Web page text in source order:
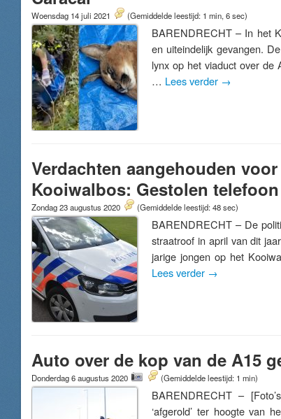
Woensdag 14 juli 2021 (Gemiddelde leestijd: 1 min, 6 sec)
BARENDRECHT – In het
en uiteindelijk gevangen.
lynx op het viaduct over de
… Lees verder →
Verdachten aangehouden
Kooiwalbos: Gestolen
Zondag 23 augustus 2020 (Gemiddelde leestijd: 48 sec)
BARENDRECHT – De
straatroof in april van dit
jarige jongen op het
Lees verder →
Auto over de kop van de A15
Donderdag 6 augustus 2020 (Gemiddelde leestijd: 1 min)
BARENDRECHT –
‘afgerold’ ter hoogte van